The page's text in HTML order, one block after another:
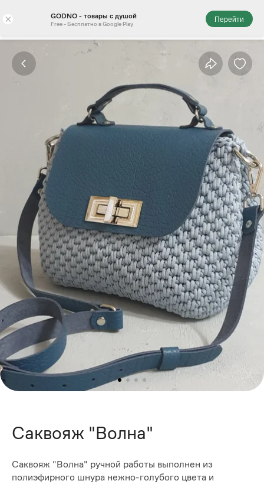
× GODNO - товары с душой
Free - Бесплатно в Google Play
Перейти
Саквояж "Волна"
Саквояж "Волна" ручной работы выполнен из
полиэфирного шнура нежно-голубого цвета и